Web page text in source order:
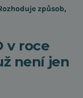
způsob,
v roce
není jen